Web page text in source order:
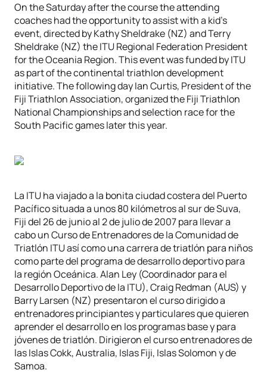
On the Saturday after the course the attending
coaches had the opportunity to assist with a kid’s
event, directed by Kathy Sheldrake (NZ) and Terry
Sheldrake (NZ) the ITU Regional Federation President
for the Oceania Region. This event was funded by ITU
as part of the continental triathlon development
initiative. The following day Ian Curtis, President of the
Fiji Triathlon Association, organized the Fiji Triathlon
National Championships and selection race for the
South Pacific games later this year.
La ITU ha viajado a la bonita ciudad costera del Puerto
Pacífico situada a unos 80 kilómetros al sur de Suva,
Fiji del 26 de junio al 2 de julio de 2007 para llevar a
cabo un Curso de Entrenadores de la Comunidad de
Triatlón ITU así como una carrera de triatlón para niños
como parte del programa de desarrollo deportivo para
la región Oceánica. Alan Ley (Coordinador para el
Desarrollo Deportivo de la ITU), Craig Redman (AUS) y
Barry Larsen (NZ) presentaron el curso dirigido a
entrenadores principiantes y particulares que quieren
aprender el desarrollo en los programas base y para
jóvenes de triatlón. Dirigieron el curso entrenadores de
las Islas Cokk, Australia, Islas Fiji, Islas Solomon y de
Samoa.